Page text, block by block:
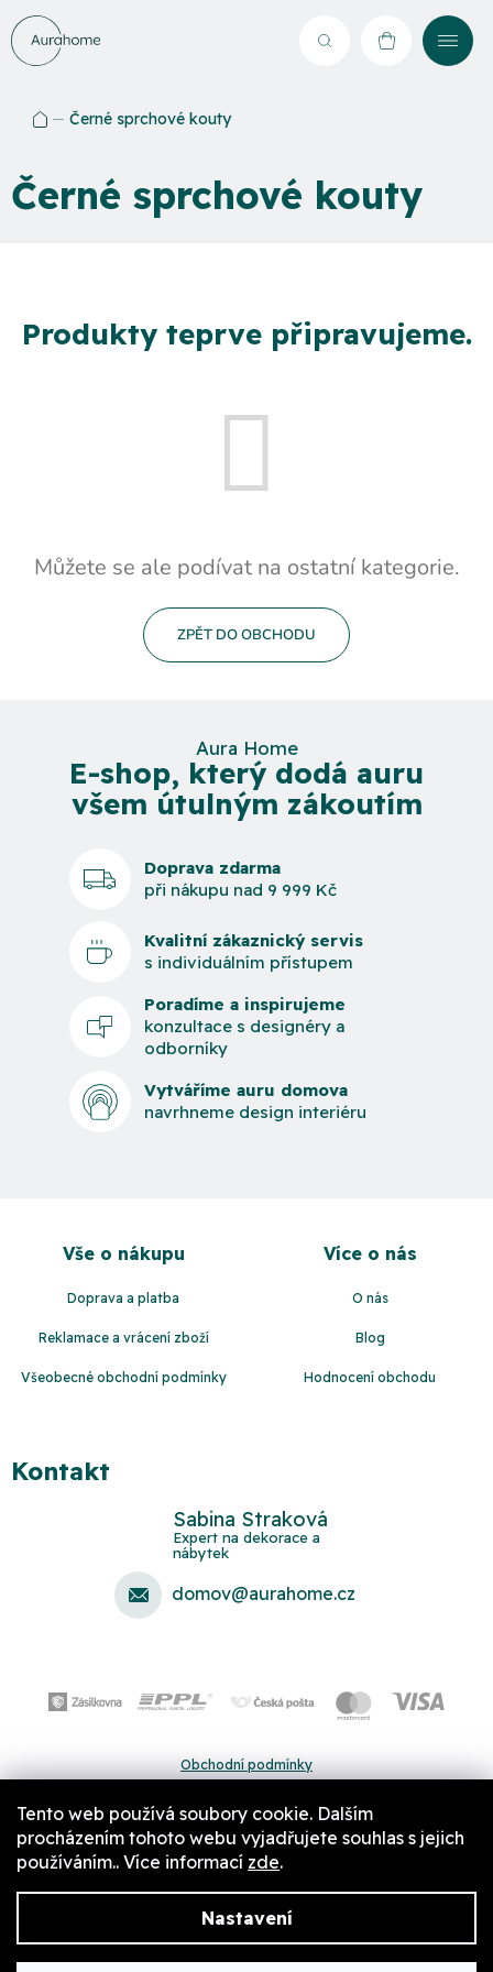
Tento web používá soubory cookie. Dalším
procházením tohoto webu vyjadřujete souhlas s jejich
používáním.. Více informací zde.
Nastavení
Přejít
na
obsah
Hledat NÁKUPNÍ
Černé sprchové kouty
Černé sprchové kouty
Produkty teprve připravujeme.
Můžete se ale podívat na ostatní kategorie.
ZPĚT DO OBCHODU
Aura Home
E-shop, který dodá auru
všem útulným zákoutím
Doprava zdarma
při nákupu nad 9 999 Kč
Kvalitní zákaznický servis
s individuálním přístupem
Poradíme a inspirujeme
konzultace s designéry a
odborníky
Vytváříme auru domova
navrhneme design interiéru
Vše o nákupu
Doprava a platba
Reklamace a vrácení zboží
Všeobecné obchodní podmínky
Více o nás
O nás
Blog
Hodnocení obchodu
Kontakt
Sabina Straková
domov@aurahome.cz
Obchodní podmínky
Pravidla a nastavení cookies
Copyright 2026Aurahome.cz. Všechna práva vyhrazena.